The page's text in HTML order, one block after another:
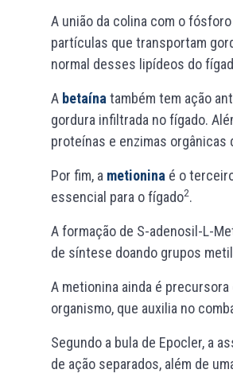
A união da colina com o
partículas que transportam
normal desses lipídeos do
A betaína também tem ação
gordura infiltrada no fígado.
proteínas e enzimas orgânicas
Por fim, a metionina é o
essencial para o fígado2.
A formação de S-adenosil-L-
de síntese doando grupos
A metionina ainda é
organismo, que auxilia no
Segundo a bula de Epocler, a
de ação separados, além de